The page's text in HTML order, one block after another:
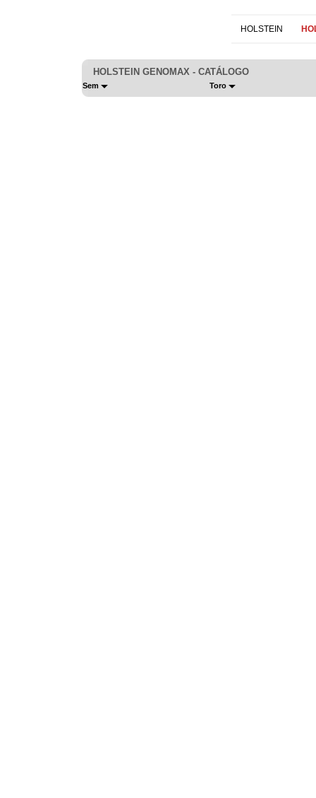
HOLSTEIN
HOLSTEIN GENOMAX - CATÁLOGO
Sem Toro